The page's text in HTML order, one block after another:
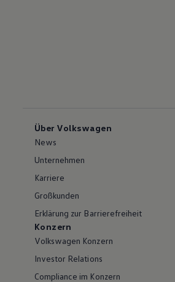
Über Volkswagen
News
Unternehmen
Karriere
Großkunden
Erklärung zur Barrierefreiheit
Konzern
Volkswagen Konzern
Investor Relations
Compliance im Konzern